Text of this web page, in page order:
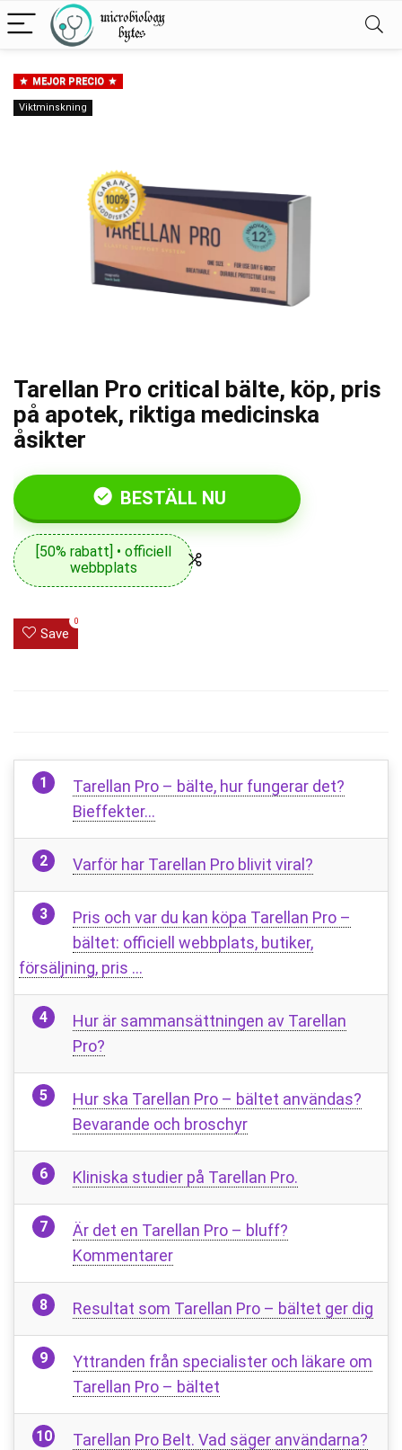
MEJOR PRECIO
Viktminskning
Tarellan Pro critical bälte, köp, pris
på apotek, riktiga medicinska
åsikter
BESTÄLL NU
[50% rabatt] • officiell
webbplats
Save
0
Tarellan Pro – bälte, hur fungerar det?
Bieffekter…
Varför har Tarellan Pro blivit viral?
Pris och var du kan köpa Tarellan Pro –
bältet: officiell webbplats, butiker,
försäljning, pris …
Hur är sammansättningen av Tarellan
Pro?
Hur ska Tarellan Pro – bältet användas?
Bevarande och broschyr
Kliniska studier på Tarellan Pro.
Är det en Tarellan Pro – bluff?
Kommentarer
Resultat som Tarellan Pro – bältet ger dig
Yttranden från specialister och läkare om
Tarellan Pro – bältet
Tarellan Pro Belt. Vad säger användarna?